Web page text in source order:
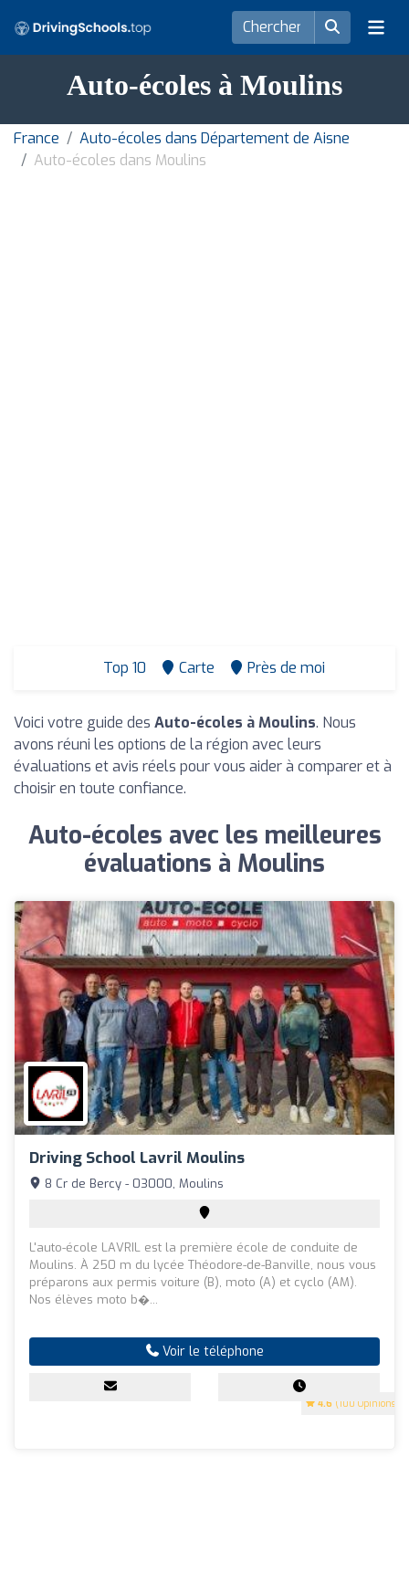
Auto-écoles à Moulins
France
Auto-écoles dans Département de Aisne
Auto-écoles dans Moulins
Top 10 Carte Près de moi
Voici votre guide des Auto-écoles à Moulins. Nous
avons réuni les options de la région avec leurs
évaluations et avis réels pour vous aider à comparer et à
choisir en toute confiance.
Auto-écoles avec les meilleures
évaluations à Moulins
Driving School Lavril Moulins
4.6 (100 Opinions)
8 Cr de Bercy - 03000, Moulins
L'auto-école LAVRIL est la première école de conduite de
Moulins. À 250 m du lycée Théodore-de-Banville, nous vous
préparons aux permis voiture (B), moto (A) et cyclo (AM).
Nos élèves moto b�...
Voir le téléphone